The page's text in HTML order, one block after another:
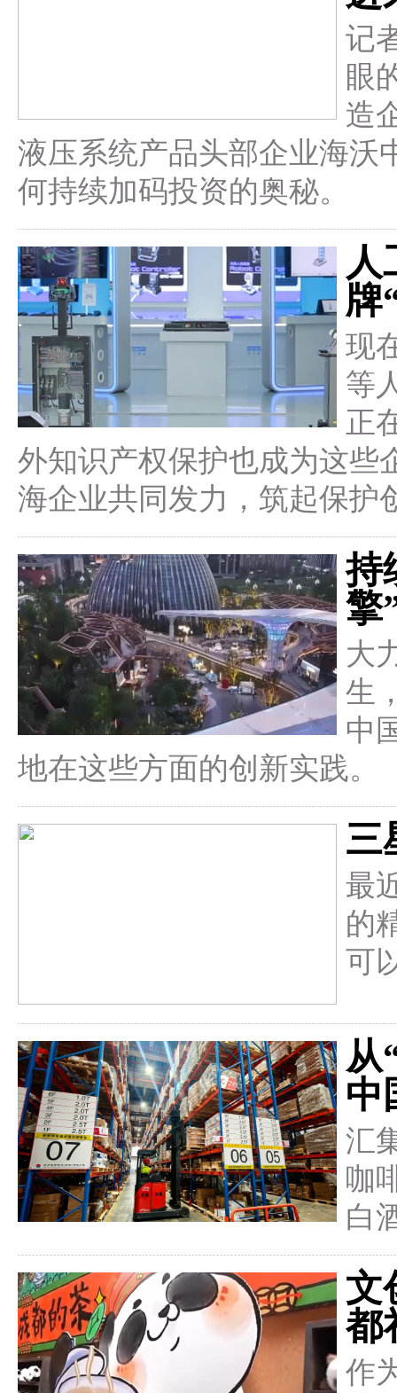
记
眼
造
液压系统产品头部企业海沃
何持续加码投资的奥秘。
人
牌
现
等
正
外知识产权保护也成为这些
海企业共同发力，筑起保护
持
擎
大
生
中
地在这些方面的创新实践。
三
最
的
可
从
中
汇
咖
白
文
都
作